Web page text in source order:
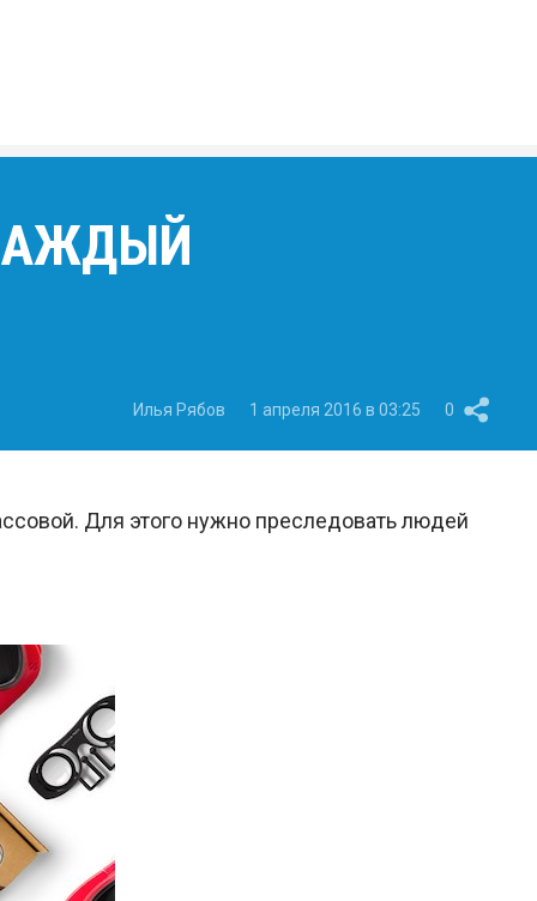
Илья Рябов 1 апреля 2016 в 03:25 0
Для этого нужно преследовать людей